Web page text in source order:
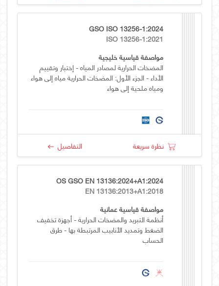
GSO ISO 13256-1:2024
ISO 13256-1:2021
مواصفة قياسية خليجية
المضخات الحرارية لمصادر المياه - إختبار وتقييم
الأداء - الجزء الأول: المضخات الحرارية مياه إلى هواء
ومياه ملحية إلى هواء
نظرة سريعة التفاصيل
OS GSO EN 13136:2024+A1:2024
EN 13136:2013+A1:2018
مواصفة قياسية عمانية
أنظمة التبريد والمضخات الحرارية - أجهزة تخفيف
الضغط وتمديد الأنابيب المرتبطة بها - طرق
الحساب